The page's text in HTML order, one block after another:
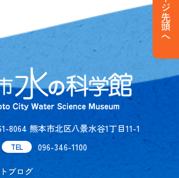
ページ先頭へ
8064 熊本市北区八景水谷1丁目11-1
TEL 096-346-1100
ブログ